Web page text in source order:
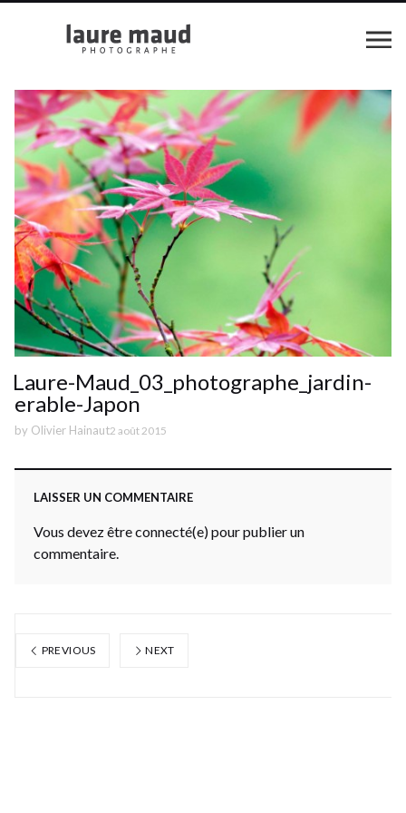
Laure-Maud_03_photographe_jardin-
erable-Japon
by Olivier Hainaut2 août 2015
LAISSER UN COMMENTAIRE
Vous devez être connecté(e) pour publier un
commentaire.
PREVIOUS NEXT